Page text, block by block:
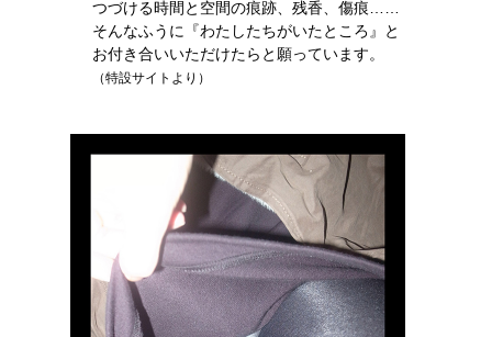
つづける時間と空間の痕跡、残香、傷痕……
そんなふうに『わたしたちがいたところ』と
お付き合いいただけたらと願っています。
（特設サイトより）